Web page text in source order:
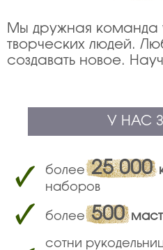
Мы дружная команда
творческих людей.
создавать новое.
У НАС
более 25 000
наборов
более 500
сотни